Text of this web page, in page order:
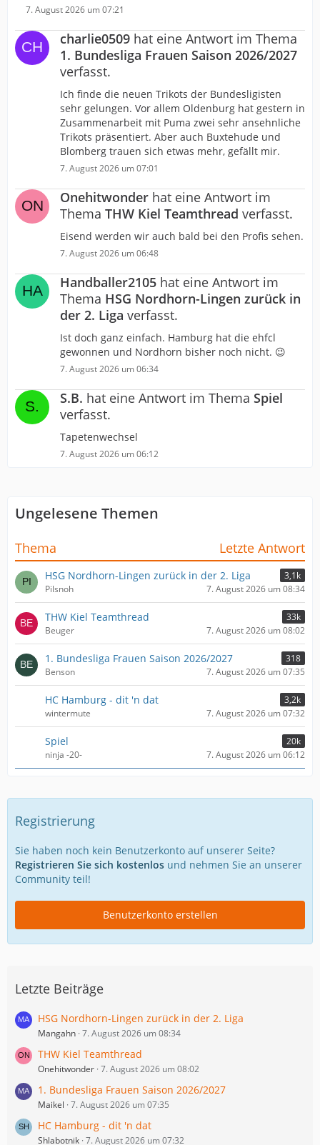
7. August 2026 um 07:21
charlie0509 hat eine Antwort im Thema
1. Bundesliga Frauen Saison 2026/2027
verfasst.
Ich finde die neuen Trikots der Bundesligisten
sehr gelungen. Vor allem Oldenburg hat gestern in
Zusammenarbeit mit Puma zwei sehr ansehnliche
Trikots präsentiert. Aber auch Buxtehude und
Blomberg trauen sich etwas mehr, gefällt mir.
7. August 2026 um 07:01
Onehitwonder hat eine Antwort im
Thema THW Kiel Teamthread verfasst.
Eisend werden wir auch bald bei den Profis sehen.
7. August 2026 um 06:48
Handballer2105 hat eine Antwort im
Thema HSG Nordhorn-Lingen zurück in
der 2. Liga verfasst.
Ist doch ganz einfach. Hamburg hat die ehfcl
gewonnen und Nordhorn bisher noch nicht. 😉
7. August 2026 um 06:34
S.B. hat eine Antwort im Thema Spiel
verfasst.
Tapetenwechsel
7. August 2026 um 06:12
Ungelesene Themen
Thema Letzte Antwort
HSG Nordhorn-Lingen zurück in der 2. Liga
3,1k
Pilsnoh
7. August 2026 um 08:34
THW Kiel Teamthread
33k
Beuger
7. August 2026 um 08:02
1. Bundesliga Frauen Saison 2026/2027
318
Benson
7. August 2026 um 07:35
HC Hamburg - dit 'n dat
3,2k
wintermute
7. August 2026 um 07:32
Spiel
20k
ninja -20-
7. August 2026 um 06:12
Registrierung
Sie haben noch kein Benutzerkonto auf unserer Seite?
Registrieren Sie sich kostenlos und nehmen Sie an unserer
Community teil!
Benutzerkonto erstellen
Letzte Beiträge
HSG Nordhorn-Lingen zurück in der 2. Liga
Mangahn 7. August 2026 um 08:34
THW Kiel Teamthread
Onehitwonder 7. August 2026 um 08:02
1. Bundesliga Frauen Saison 2026/2027
Maikel 7. August 2026 um 07:35
HC Hamburg - dit 'n dat
Shlabotnik 7. August 2026 um 07:32